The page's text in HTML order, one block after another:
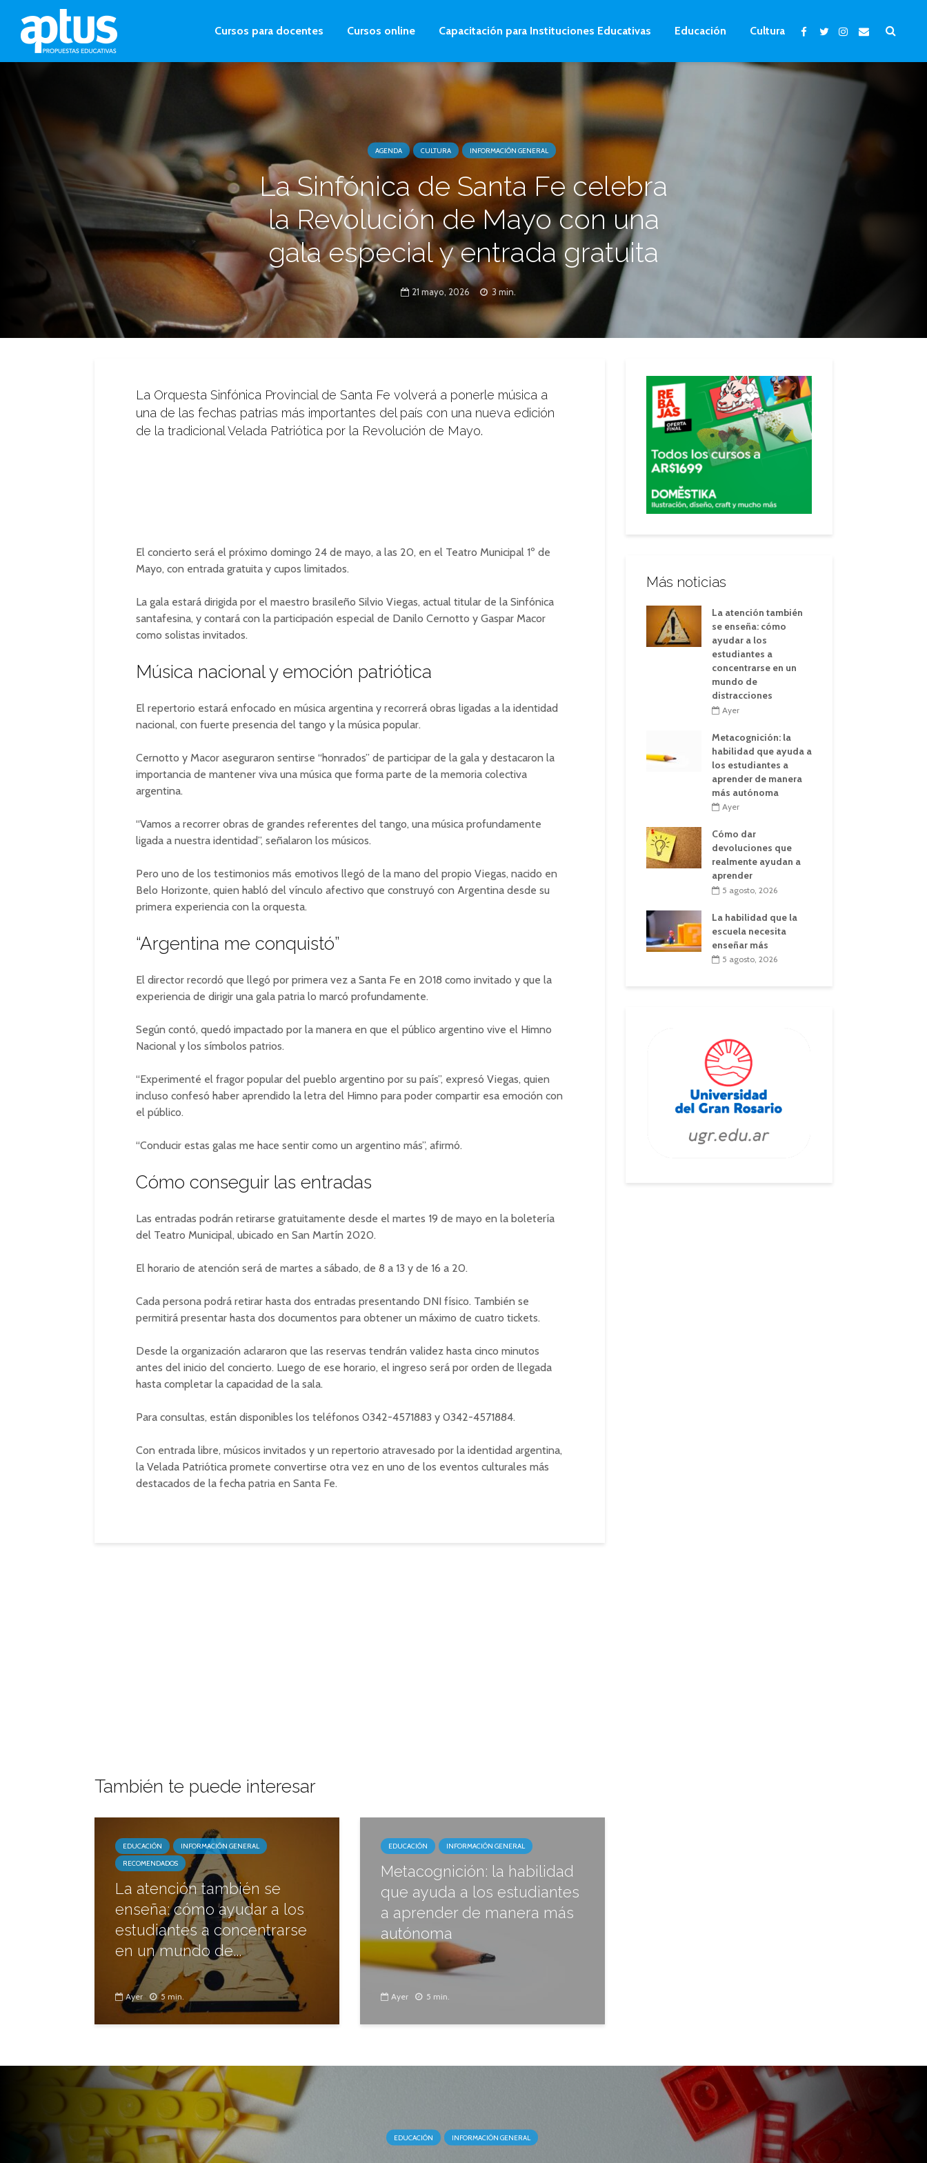
Cursos para docentes Cursos online Capacitación para Instituciones Educativas Educación Cultura
AGENDA CULTURA INFORMACIÓN GENERAL
La Sinfónica de Santa Fe celebra
la Revolución de Mayo con una
gala especial y entrada gratuita
21 mayo, 2026 3 min.
La Orquesta Sinfónica Provincial de Santa Fe volverá a ponerle música a
una de las fechas patrias más importantes del país con una nueva edición
de la tradicional Velada Patriótica por la Revolución de Mayo.
El concierto será el próximo domingo 24 de mayo, a las 20, en el Teatro Municipal 1º de
Mayo, con entrada gratuita y cupos limitados.
La gala estará dirigida por el maestro brasileño Silvio Viegas, actual titular de la Sinfónica
santafesina, y contará con la participación especial de Danilo Cernotto y Gaspar Macor
como solistas invitados.
Música nacional y emoción patriótica
El repertorio estará enfocado en música argentina y recorrerá obras ligadas a la identidad
nacional, con fuerte presencia del tango y la música popular.
Cernotto y Macor aseguraron sentirse “honrados” de participar de la gala y destacaron la
importancia de mantener viva una música que forma parte de la memoria colectiva
argentina.
“Vamos a recorrer obras de grandes referentes del tango, una música profundamente
ligada a nuestra identidad”, señalaron los músicos.
Pero uno de los testimonios más emotivos llegó de la mano del propio Viegas, nacido en
Belo Horizonte, quien habló del vínculo afectivo que construyó con Argentina desde su
primera experiencia con la orquesta.
“Argentina me conquistó”
El director recordó que llegó por primera vez a Santa Fe en 2018 como invitado y que la
experiencia de dirigir una gala patria lo marcó profundamente.
Según contó, quedó impactado por la manera en que el público argentino vive el Himno
Nacional y los símbolos patrios.
“Experimenté el fragor popular del pueblo argentino por su país”, expresó Viegas, quien
incluso confesó haber aprendido la letra del Himno para poder compartir esa emoción con
el público.
“Conducir estas galas me hace sentir como un argentino más”, afirmó.
Cómo conseguir las entradas
Las entradas podrán retirarse gratuitamente desde el martes 19 de mayo en la boletería
del Teatro Municipal, ubicado en San Martín 2020.
El horario de atención será de martes a sábado, de 8 a 13 y de 16 a 20.
Cada persona podrá retirar hasta dos entradas presentando DNI físico. También se
permitirá presentar hasta dos documentos para obtener un máximo de cuatro tickets.
Desde la organización aclararon que las reservas tendrán validez hasta cinco minutos
antes del inicio del concierto. Luego de ese horario, el ingreso será por orden de llegada
hasta completar la capacidad de la sala.
Para consultas, están disponibles los teléfonos 0342-4571883 y 0342-4571884.
Con entrada libre, músicos invitados y un repertorio atravesado por la identidad argentina,
la Velada Patriótica promete convertirse otra vez en uno de los eventos culturales más
destacados de la fecha patria en Santa Fe.
También te puede interesar
EDUCACIÓN
INFORMACIÓN GENERAL
RECOMENDADOS
La atención también se
enseña: cómo ayudar a los
estudiantes a concentrarse
en un mundo de...
Ayer 5 min.
EDUCACIÓN INFORMACIÓN GENERAL
Metacognición: la habilidad
que ayuda a los estudiantes
a aprender de manera más
autónoma
Ayer 5 min.
Más noticias
La atención también
se enseña: cómo
ayudar a los
estudiantes a
concentrarse en un
mundo de
distracciones
Ayer
Metacognición: la
habilidad que ayuda a
los estudiantes a
aprender de manera
más autónoma
Ayer
Cómo dar
devoluciones que
realmente ayudan a
aprender
5 agosto, 2026
La habilidad que la
escuela necesita
enseñar más
5 agosto, 2026
EDUCACIÓN INFORMACIÓN GENERAL